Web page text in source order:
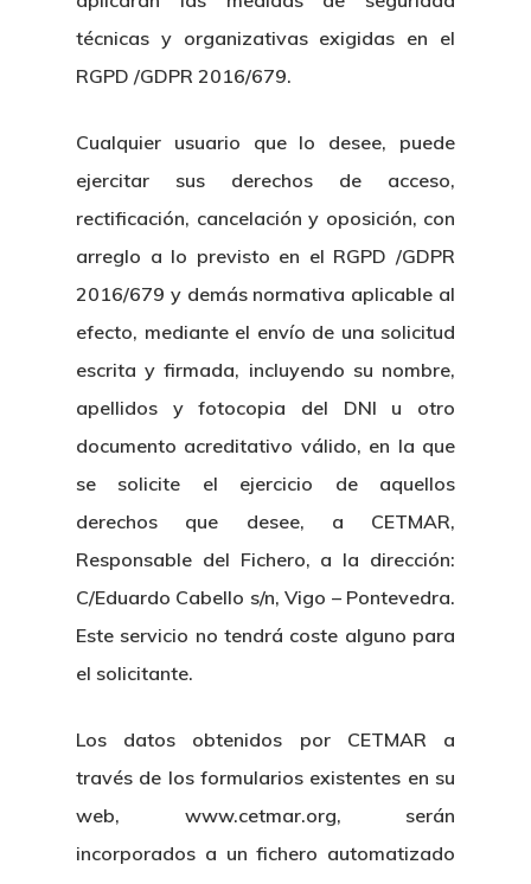
técnicas y organizativas exigidas en el
RGPD /GDPR 2016/679.
Cualquier usuario que lo desee, puede
ejercitar sus derechos de acceso,
rectificación, cancelación y oposición, con
arreglo a lo previsto en el RGPD /GDPR
2016/679 y demás normativa aplicable al
efecto, mediante el envío de una solicitud
escrita y firmada, incluyendo su nombre,
apellidos y fotocopia del DNI u otro
documento acreditativo válido, en la que
se solicite el ejercicio de aquellos
derechos que desee, a CETMAR,
Responsable del Fichero, a la dirección:
C/Eduardo Cabello s/n, Vigo – Pontevedra.
Este servicio no tendrá coste alguno para
el solicitante.
Los datos obtenidos por CETMAR a
través de los formularios existentes en su
web, www.cetmar.org, serán
incorporados a un fichero automatizado